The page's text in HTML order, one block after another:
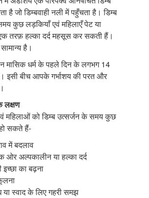
है जो डिम्बवाही नली में पहुँचता है। डिम्ब
कुछ लड़कियाँ एवं महिलाएँ पेट या
तरफ़ हल्का दर्द महसूस कर सकती हैं।
है।
मासिक धर्म के पहले दिन के लगभग 14
इसी बीच आपके गर्भाशय की परत और
लक्षण
महिलाओं को डिम्ब उत्सर्जन के समय कुछ
सकते हैं-
में बदलाव
ओर अल्पकालीन या हल्का दर्द
का बढ़ना
या स्वाद के लिए गहरी समझ